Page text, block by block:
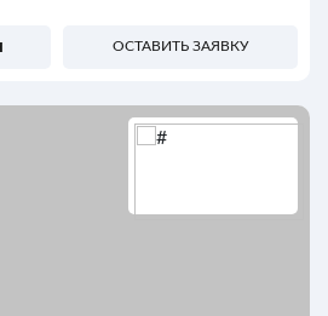
ОСТАВИТЬ ЗАЯВКУ